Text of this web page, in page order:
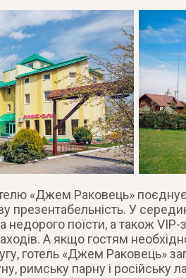
«Джем Раковець»
презентабельність. У
поїсти, а також
А якщо гостям
готель «Джем Раковець»
римську парну і російську